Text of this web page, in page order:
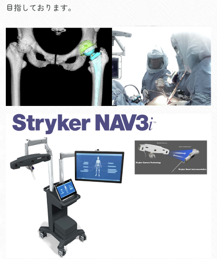
目指しております。